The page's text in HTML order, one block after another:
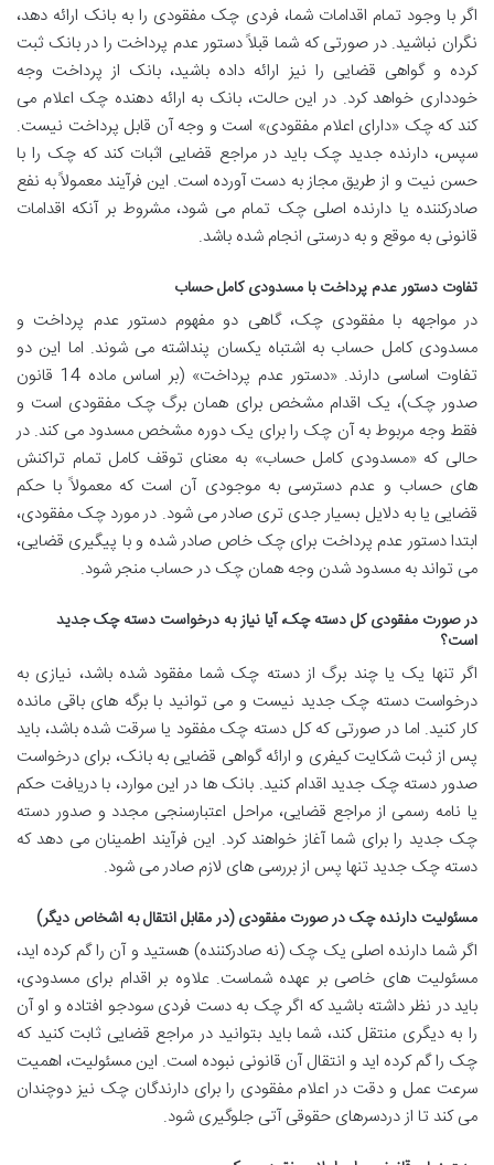
اگر با وجود تمام اقدامات شما، فردی چک مفقودی را به بانک ارائه دهد،
نگران نباشید. در صورتی که شما قبلاً دستور عدم پرداخت را در بانک ثبت
کرده و گواهی قضایی را نیز ارائه داده باشید، بانک از پرداخت وجه
خودداری خواهد کرد. در این حالت، بانک به ارائه دهنده چک اعلام می
کند که چک «دارای اعلام مفقودی» است و وجه آن قابل پرداخت نیست.
سپس، دارنده جدید چک باید در مراجع قضایی اثبات کند که چک را با
حسن نیت و از طریق مجاز به دست آورده است. این فرآیند معمولاً به نفع
صادرکننده یا دارنده اصلی چک تمام می شود، مشروط بر آنکه اقدامات
قانونی به موقع و به درستی انجام شده باشد.
تفاوت دستور عدم پرداخت با مسدودی کامل حساب
در مواجهه با مفقودی چک، گاهی دو مفهوم دستور عدم پرداخت و
مسدودی کامل حساب به اشتباه یکسان پنداشته می شوند. اما این دو
تفاوت اساسی دارند. «دستور عدم پرداخت» (بر اساس ماده 14 قانون
صدور چک)، یک اقدام مشخص برای همان برگ چک مفقودی است و
فقط وجه مربوط به آن چک را برای یک دوره مشخص مسدود می کند. در
حالی که «مسدودی کامل حساب» به معنای توقف کامل تمام تراکنش
های حساب و عدم دسترسی به موجودی آن است که معمولاً با حکم
قضایی یا به دلایل بسیار جدی تری صادر می شود. در مورد چک مفقودی،
ابتدا دستور عدم پرداخت برای چک خاص صادر شده و با پیگیری قضایی،
می تواند به مسدود شدن وجه همان چک در حساب منجر شود.
در صورت مفقودی کل دسته چک، آیا نیاز به درخواست دسته چک جدید
است؟
اگر تنها یک یا چند برگ از دسته چک شما مفقود شده باشد، نیازی به
درخواست دسته چک جدید نیست و می توانید با برگه های باقی مانده
کار کنید. اما در صورتی که کل دسته چک مفقود یا سرقت شده باشد، باید
پس از ثبت شکایت کیفری و ارائه گواهی قضایی به بانک، برای درخواست
صدور دسته چک جدید اقدام کنید. بانک ها در این موارد، با دریافت حکم
یا نامه رسمی از مراجع قضایی، مراحل اعتبارسنجی مجدد و صدور دسته
چک جدید را برای شما آغاز خواهند کرد. این فرآیند اطمینان می دهد که
دسته چک جدید تنها پس از بررسی های لازم صادر می شود.
مسئولیت دارنده چک در صورت مفقودی (در مقابل انتقال به اشخاص دیگر)
اگر شما دارنده اصلی یک چک (نه صادرکننده) هستید و آن را گم کرده اید،
مسئولیت های خاصی بر عهده شماست. علاوه بر اقدام برای مسدودی،
باید در نظر داشته باشید که اگر چک به دست فردی سودجو افتاده و او آن
را به دیگری منتقل کند، شما باید بتوانید در مراجع قضایی ثابت کنید که
چک را گم کرده اید و انتقال آن قانونی نبوده است. این مسئولیت، اهمیت
سرعت عمل و دقت در اعلام مفقودی را برای دارندگان چک نیز دوچندان
می کند تا از دردسرهای حقوقی آتی جلوگیری شود.